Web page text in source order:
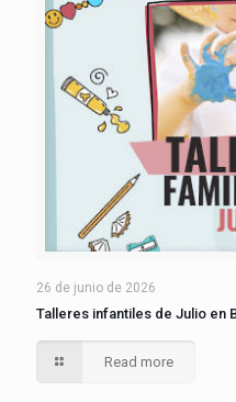
26 de junio de 2026
Talleres infantiles de Julio en
Read more